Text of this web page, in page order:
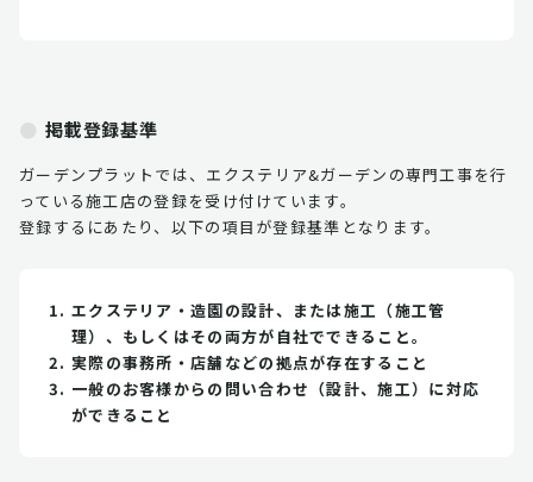
掲載登録基準
ガーデンプラットでは、エクステリア&ガーデンの専門工事を行
っている施工店の登録を受け付けています。
登録するにあたり、以下の項目が登録基準となります。
エクステリア・造園の設計、または施工（施工管
理）、もしくはその両方が自社でできること。
実際の事務所・店舗などの拠点が存在すること
一般のお客様からの問い合わせ（設計、施工）に対応
ができること